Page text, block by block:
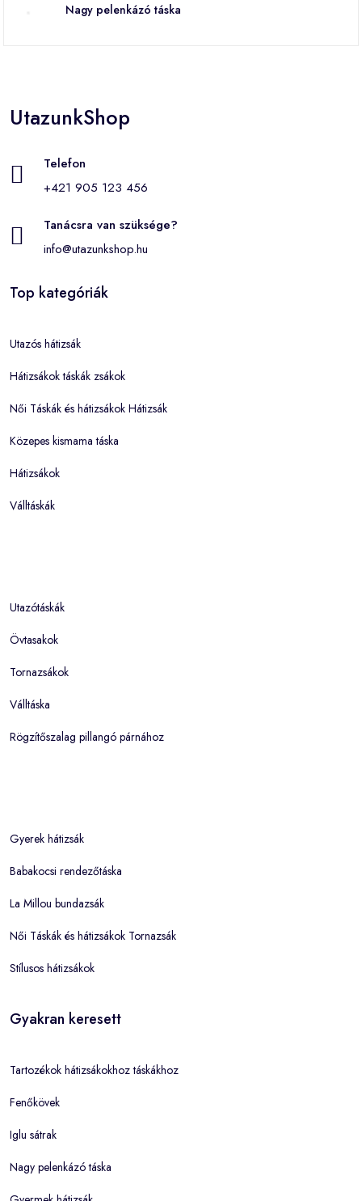
Nagy pelenkázó táska
UtazunkShop
Telefon
+421 905 123 456
Tanácsra van szüksége?
info@utazunkshop.hu
Top kategóriák
Utazós hátizsák
Hátizsákok táskák zsákok
Női Táskák és hátizsákok Hátizsák
Közepes kismama táska
Hátizsákok
Válltáskák
Utazótáskák
Övtasakok
Tornazsákok
Válltáska
Rögzítőszalag pillangó párnához
Gyerek hátizsák
Babakocsi rendezőtáska
La Millou bundazsák
Női Táskák és hátizsákok Tornazsák
Stílusos hátizsákok
Gyakran keresett
Tartozékok hátizsákokhoz táskákhoz
Fenőkövek
Iglu sátrak
Nagy pelenkázó táska